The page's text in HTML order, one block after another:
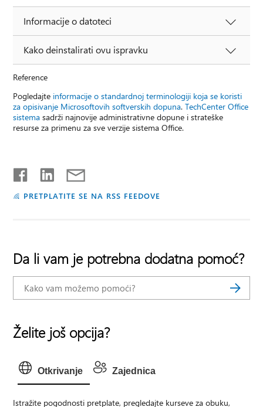
Informacije o datoteci
Kako deinstalirati ovu ispravku
Reference
Pogledajte informacije o standardnoj terminologiji koja se koristi
za opisivanje Microsoftovih softverskih dopuna.TechCenter Office
sistema sadrži najnovije administrativne dopune i strateške
resurse za primenu za sve verzije sistema Office.
PRETPLATITE SE NA RSS FEEDOVE
Da li vam je potrebna dodatna pomoć?
Želite još opcija?
Otkrivanje Zajednica
Istražite pogodnosti pretplate, pregledajte kurseve za obuku,